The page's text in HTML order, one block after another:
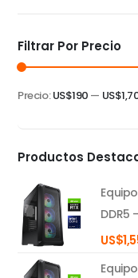
Filtrar Por Precio
mínimo
máximo
Precio:US$190 —
Productos
DDR5
US$